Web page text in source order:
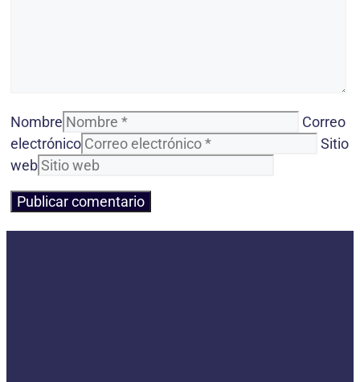
Nombre
Correo
electrónico
Sitio
web